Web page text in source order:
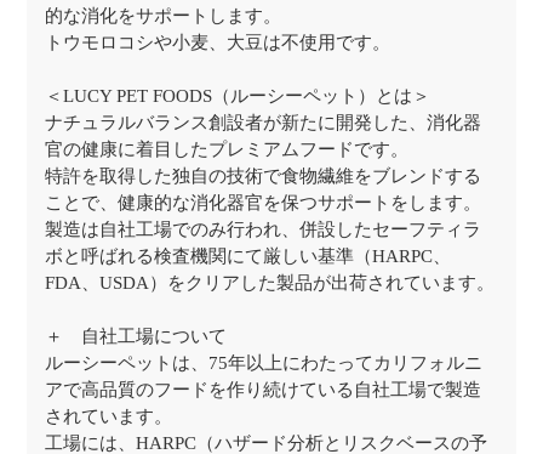
的な消化をサポートします。
トウモロコシや小麦、大豆は不使用です。
＜LUCY PET FOODS（ルーシーペット）とは＞
ナチュラルバランス創設者が新たに開発した、消化器
官の健康に着目したプレミアムフードです。
特許を取得した独自の技術で食物繊維をブレンドする
ことで、健康的な消化器官を保つサポートをします。
製造は自社工場でのみ行われ、併設したセーフティラ
ボと呼ばれる検査機関にて厳しい基準（HARPC、
FDA、USDA）をクリアした製品が出荷されています。
＋ 自社工場について
ルーシーペットは、75年以上にわたってカリフォルニ
アで高品質のフードを作り続けている自社工場で製造
されています。
工場には、HARPC（ハザード分析とリスクベースの予